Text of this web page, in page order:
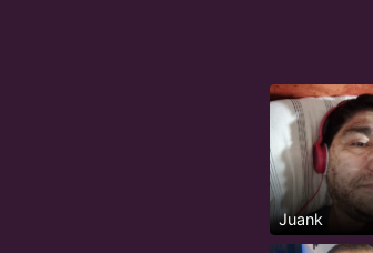
Juank